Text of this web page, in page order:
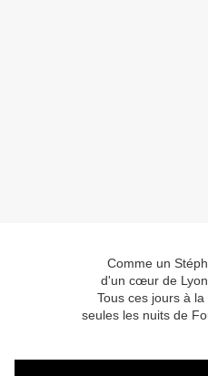
Comme un
d'un cœur de
Tous ces jours à
seules les nuits de